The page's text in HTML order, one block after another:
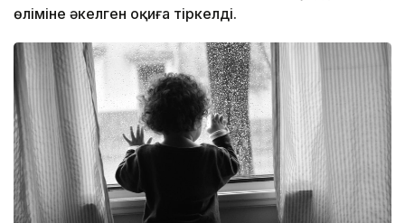
өліміне әкелген оқиға тіркелді.